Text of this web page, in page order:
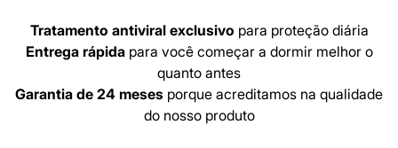
Tratamento antiviral exclusivo para proteção diária
Entrega rápidapara você começar a dormir melhor o
quanto antes
Garantia de 24 meses porque acreditamos na qualidade
do nosso produto